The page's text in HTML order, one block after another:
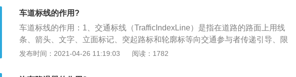
是为了保护点火系统和全车电器系统的正常工作；2、其二可提高点火电压，火
花塞积碳太多时会漏电造成失火，有了电阻提升了点火电压，更容易击穿火花间
隙，以让火花强度达到正常。此外有电阻型高压线对高压分配起到均流作用；
3、其三延长火花塞的放电时间，提高点火率，当放电时，火花塞被击穿而电阻
很小，由于高压通路中的电阻限制了最大电流，使同样多的电能要经过更长的时
车道标线的作用?
车道标线的作用：1、交通标线（TrafficIndexLine）是指在道路的路面上用线
条、箭头、文字、立面标记、突起路标和轮廓标等向交通参与者传递引导、限
制、警告等交通信息的标识；2、其作用是管制和引导交通，可以与标志配合使
准规定设置反光交通标线，其他道路可根据需要按标准设置交通标线。
发布时间：2021-04-26 11:19:03 阅读：1782